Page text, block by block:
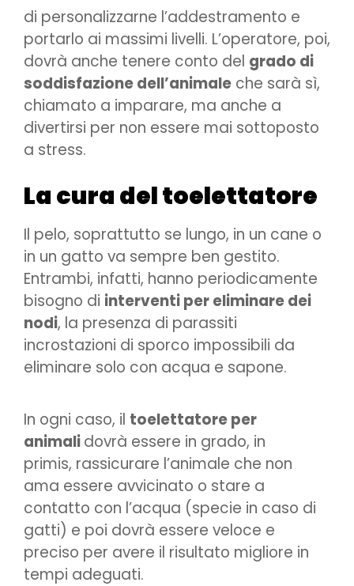
di personalizzarne l’addestramento e
portarlo ai massimi livelli. L’operatore, poi,
dovrà anche tenere conto del grado di
soddisfazione dell’animale che sarà sì,
chiamato a imparare, ma anche a
divertirsi per non essere mai sottoposto
a stress.
La cura del toelettatore
Il pelo, soprattutto se lungo, in un cane o
in un gatto va sempre ben gestito.
Entrambi, infatti, hanno periodicamente
bisogno di interventi per eliminare dei
nodi, la presenza di parassiti
incrostazioni di sporco impossibili da
eliminare solo con acqua e sapone.
In ogni caso, il toelettatore per
animalidovrà essere in grado, in
primis, rassicurare l’animale che non
ama essere avvicinato o stare a
contatto con l’acqua (specie in caso di
gatti) e poi dovrà essere veloce e
preciso per avere il risultato migliore in
tempi adeguati.